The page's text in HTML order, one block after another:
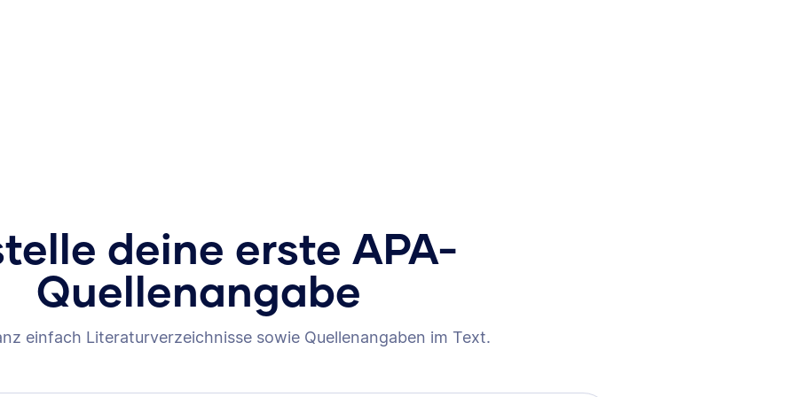
deine erste APA-
Quellenangabe
einfach Literaturverzeichnisse sowie Quellenangaben im Text.